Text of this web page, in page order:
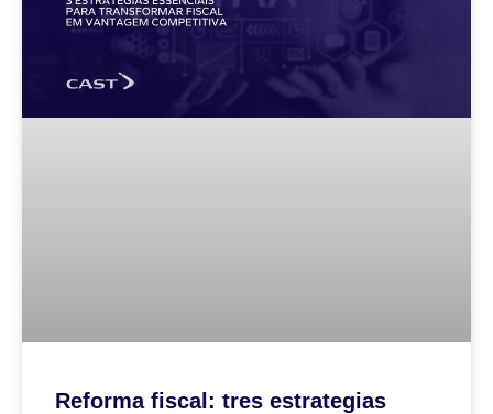
Reforma fiscal: tres estrategias